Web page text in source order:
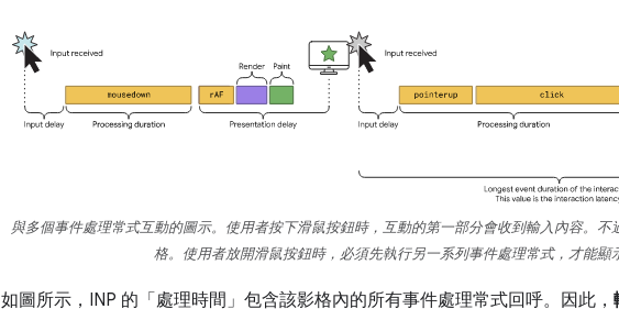
與多個事件處理常式互動的圖示。使用者按下滑鼠按鈕時，互動的第一部分會收到輸入內容。
格。使用者放開滑鼠按鈕時，必須先執行另一系列事件處理常式，才能顯
如圖所示，INP 的「處理時間」 包含該影格內的所有事件處理常式回呼。因此，